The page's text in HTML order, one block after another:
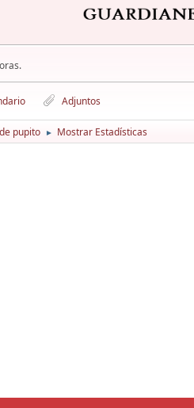
Adjuntos
pupito ► Mostrar Estadísticas